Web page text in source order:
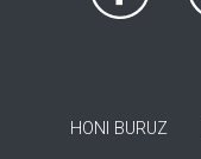
HONI BURUZ